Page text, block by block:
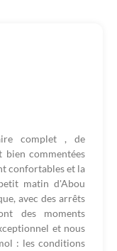
complet , de
bien commentées
confortables et la
matin d'Abou
avec des arrêts
des moments
et nous
: les conditions